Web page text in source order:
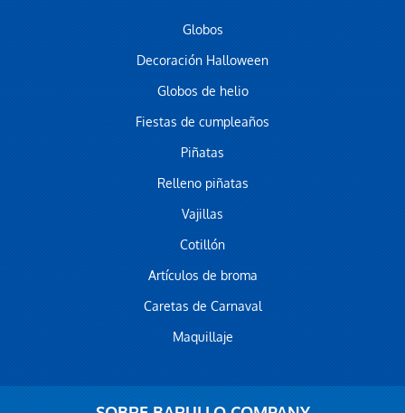
Globos
Decoración Halloween
Globos de helio
Fiestas de cumpleaños
Piñatas
Relleno piñatas
Vajillas
Cotillón
Artículos de broma
Caretas de Carnaval
Maquillaje